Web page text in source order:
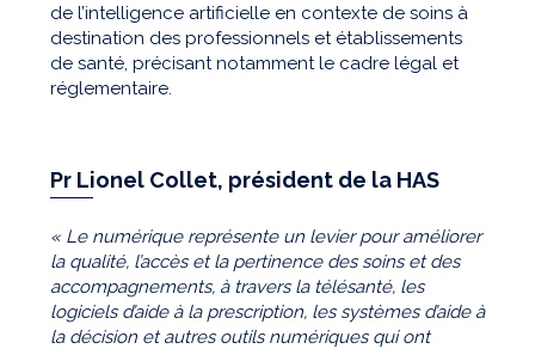
de l’intelligence artificielle en contexte de soins à
destination des professionnels et établissements
de santé, précisant notamment le cadre légal et
réglementaire.
Pr Lionel Collet, président de la HAS
« Le numérique représente un levier pour améliorer
la qualité, l’accès et la pertinence des soins et des
accompagnements, à travers la télésanté, les
logiciels d’aide à la prescription, les systèmes d’aide à
la décision et autres outils numériques qui ont